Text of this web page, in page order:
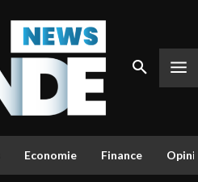
Economie Finance